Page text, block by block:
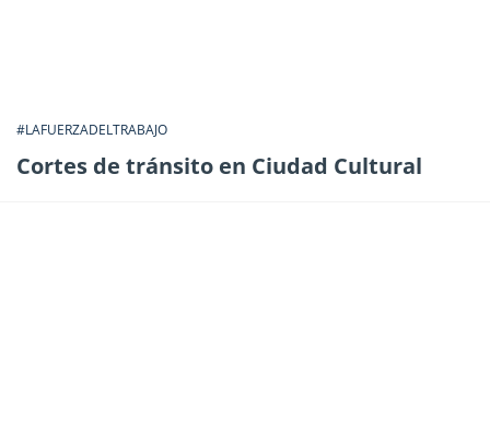
#LAFUERZADELTRABAJO
Cortes de tránsito en Ciudad Cultural